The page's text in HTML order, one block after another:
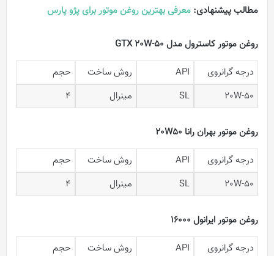
مطالب پیشنهادی: معرفی بهترین روغن موتور برای پژو پارس
روغن موتور کاسترول مدل GTX 20W-50
درجه گرانروی
API روش ساخت
حجم
20W-50
SL مینرال 4
روغن موتور بهران رانا 20W50
درجه گرانروی
API روش ساخت
حجم
20W-50
SL مینرال 4
روغن موتور ایرانول ۱۶۰۰۰
درجه گرانروی
API روش ساخت
حجم